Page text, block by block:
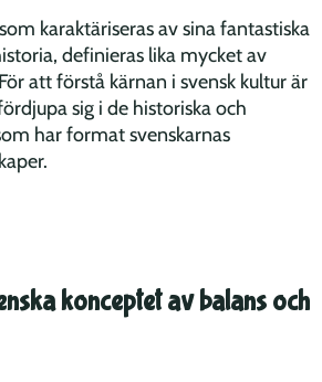
karaktäriseras av sina fantastiska
definieras lika mycket av
att förstå kärnan i svensk kultur är
sig i de historiska och
har format svenskarnas
konceptet av balans och